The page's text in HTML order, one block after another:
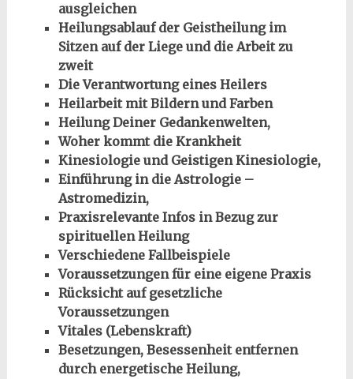
ausgleichen
Heilungsablauf der Geistheilung im
Sitzen auf der Liege und die Arbeit zu
zweit
Die Verantwortung eines Heilers
Heilarbeit mit Bildern und Farben
Heilung Deiner Gedankenwelten,
Woher kommt die Krankheit
Kinesiologie und Geistigen Kinesiologie,
Einführung in die Astrologie –
Astromedizin,
Praxisrelevante Infos in Bezug zur
spirituellen Heilung
Verschiedene Fallbeispiele
Voraussetzungen für eine eigene Praxis
Rücksicht auf gesetzliche
Voraussetzungen
Vitales (Lebenskraft)
Besetzungen, Besessenheit entfernen
durch energetische Heilung,